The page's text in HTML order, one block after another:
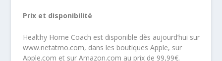
Prix et disponibilité
Healthy Home Coach est disponible dès aujourd’hui sur
www.netatmo.com, dans les boutiques Apple, sur
Apple.com et sur Amazon.com au prix de 99,99€.